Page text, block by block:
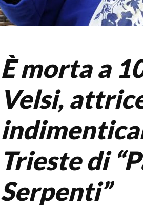
È morta a
Velsi,
Trieste di
Serpenti”